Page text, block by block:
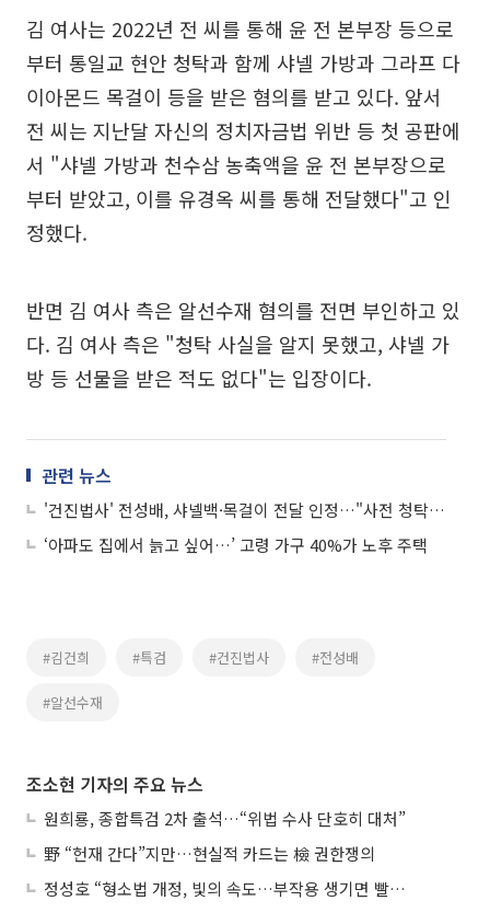
김 여사는 2022년 전 씨를 통해 윤 전 본부장 등으로
부터 통일교 현안 청탁과 함께 샤넬 가방과 그라프 다
이아몬드 목걸이 등을 받은 혐의를 받고 있다. 앞서
전 씨는 지난달 자신의 정치자금법 위반 등 첫 공판에
서 "샤넬 가방과 천수삼 농축액을 윤 전 본부장으로
부터 받았고, 이를 유경옥 씨를 통해 전달했다"고 인
정했다.
반면 김 여사 측은 알선수재 혐의를 전면 부인하고 있
다. 김 여사 측은 "청탁 사실을 알지 못했고, 샤넬 가
방 등 선물을 받은 적도 없다"는 입장이다.
관련 뉴스
'건진법사' 전성배, 샤넬백·목걸이 전달 인정…"사전 청탁 없어 알선수재 아냐"
‘아파도 집에서 늙고 싶어…’ 고령 가구 40%가 노후 주택
#김건희 #특검 #건진법사 #전성배
#알선수재
조소현 기자의 주요 뉴스
원희룡, 종합특검 2차 출석…“위법 수사 단호히 대처”
野 “헌재 간다”지만…현실적 카드는 檢 권한쟁의
정성호 “형소법 개정, 빛의 속도…부작용 생기면 빨리 고쳐야”